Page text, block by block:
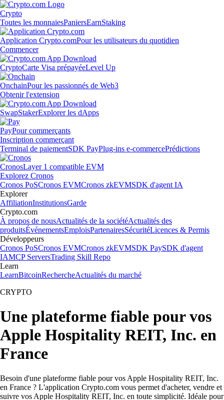
Crypto
Toutes les monnaiesPaniersEarnStaking
Application Crypto.comPour les utilisateurs du quotidien
Commencer
CryptoCarte Visa prépayéeLevel Up
OnchainPour les passionnés de Web3
Obtenir l'extension
SwapStakerExplorer les dApps
PayPour commerçants
Inscription commerçant
Terminal de paiementSDK PayPlug-ins e-commercePrédictions
CronosLayer 1 compatible EVM
Explorez Cronos
Cronos PoSCronos EVMCronos zkEVMSDK d'agent IA
Explorer
AffiliationInstitutionsGarde
Crypto.com
À propos de nousActualités de la sociétéActualités des
produitsÉvénementsEmploisPartenairesSécuritéLicences & Permis
Développeurs
Cronos PoSCronos EVMCronos zkEVMSDK PaySDK d'agent
IAMCP ServersTrading Skill Repo
Learn
LearnBitcoinRechercheActualités du marché
CRYPTO
Une plateforme fiable pour vos
Apple Hospitality REIT, Inc. en
France
Besoin d'une plateforme fiable pour vos Apple Hospitality REIT, Inc.
en France ? L'application Crypto.com vous permet d'acheter, vendre et
suivre vos Apple Hospitality REIT, Inc. en toute simplicité. Idéale pour